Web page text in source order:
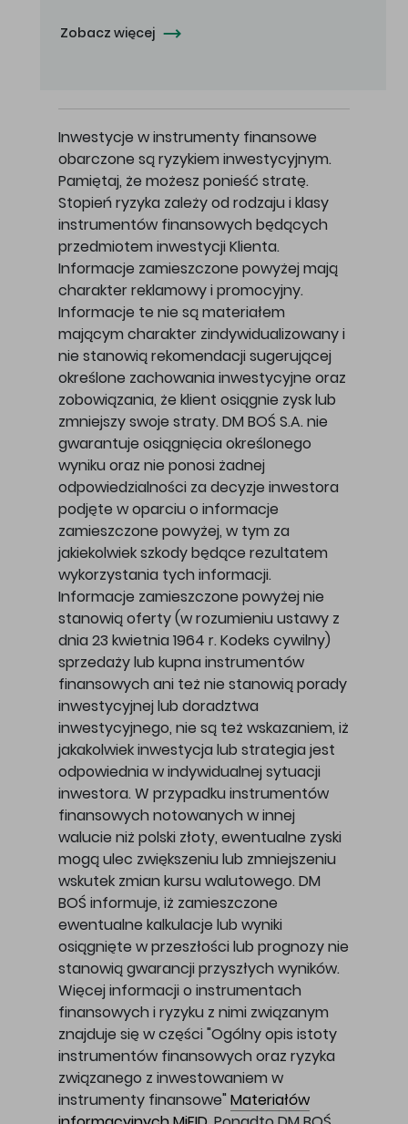
Zobacz więcej
Inwestycje w instrumenty finansowe
obarczone są ryzykiem inwestycyjnym.
Pamiętaj, że możesz ponieść stratę.
Stopień ryzyka zależy od rodzaju i klasy
instrumentów finansowych będących
przedmiotem inwestycji Klienta.
Informacje zamieszczone powyżej mają
charakter reklamowy i promocyjny.
Informacje te nie są materiałem
mającym charakter zindywidualizowany i
nie stanowią rekomendacji sugerującej
określone zachowania inwestycyjne oraz
zobowiązania, że klient osiągnie zysk lub
zmniejszy swoje straty. DM BOŚ S.A. nie
gwarantuje osiągnięcia określonego
wyniku oraz nie ponosi żadnej
odpowiedzialności za decyzje inwestora
podjęte w oparciu o informacje
zamieszczone powyżej, w tym za
jakiekolwiek szkody będące rezultatem
wykorzystania tych informacji.
Informacje zamieszczone powyżej nie
stanowią oferty (w rozumieniu ustawy z
dnia 23 kwietnia 1964 r. Kodeks cywilny)
sprzedaży lub kupna instrumentów
finansowych ani też nie stanowią porady
inwestycyjnej lub doradztwa
inwestycyjnego, nie są też wskazaniem, iż
jakakolwiek inwestycja lub strategia jest
odpowiednia w indywidualnej sytuacji
inwestora. W przypadku instrumentów
finansowych notowanych w innej
walucie niż polski złoty, ewentualne zyski
mogą ulec zwiększeniu lub zmniejszeniu
wskutek zmian kursu walutowego. DM
BOŚ informuje, iż zamieszczone
ewentualne kalkulacje lub wyniki
osiągnięte w przeszłości lub prognozy nie
stanowią gwarancji przyszłych wyników.
Więcej informacji o instrumentach
finansowych i ryzyku z nimi związanym
znajduje się w części "Ogólny opis istoty
instrumentów finansowych oraz ryzyka
związanego z inwestowaniem w
instrumenty finansowe" Materiałów